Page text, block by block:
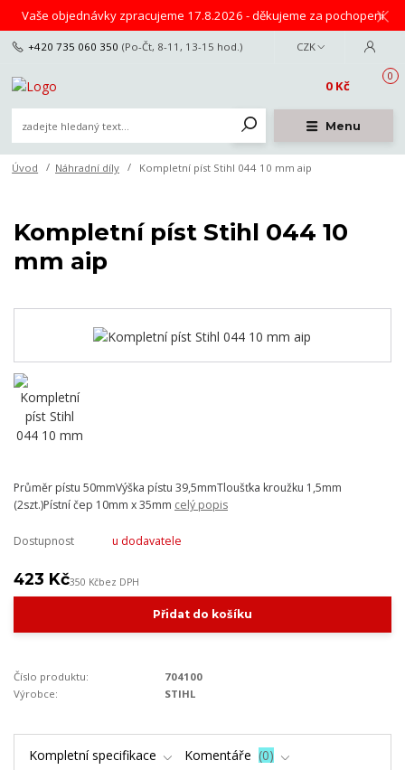
Vaše objednávky zpracujeme 17.8.2026 - děkujeme za pochopení
Menu
CZK
+420 735 060 350 (Po-Čt, 8-11, 13-15 hod.)
0
0 Kč
Úvod Náhradní díly Kompletní píst Stihl 044 10 mm aip
Kompletní píst Stihl 044 10
mm aip
Průměr pístu 50mmVýška pístu 39,5mmTloušťka kroužku 1,5mm
(2szt.)Pístní čep 10mm x 35mm celý popis
Dostupnost u dodavatele
423 Kč350 Kčbez DPH
Přidat do košíku
Číslo produktu:
704100
Výrobce:
STIHL
Kompletní specifikace Komentáře 0